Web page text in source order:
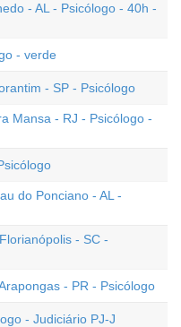
- AL - Psicólogo - 40h -
- verde
- SP - Psicólogo
Mansa - RJ - Psicólogo -
do Ponciano - AL -
- SC -
- PR - Psicólogo
- Judiciário PJ-J